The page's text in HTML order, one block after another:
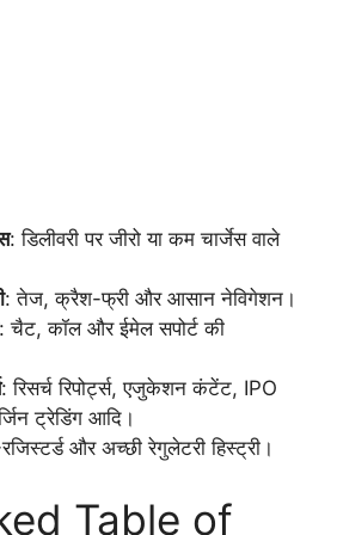
: डिलीवरी पर जीरो या कम चार्जेस वाले
: तेज, क्रैश-फ्री और आसान नेविगेशन।
: चैट, कॉल और ईमेल सपोर्ट की
: रिसर्च रिपोर्ट्स, एजुकेशन कंटेंट, IPO
ट्रेडिंग आदि।
और अच्छी रेगुलेटरी हिस्ट्री।
Table of